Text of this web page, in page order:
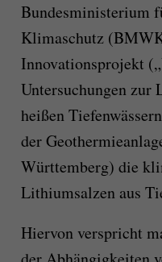
Bundesministerium
Klimaschutz
Innovationsprojekt
Untersuchungen
heißen
der
Württemberg) die
Lithiumsalzen aus
Hiervon verspricht